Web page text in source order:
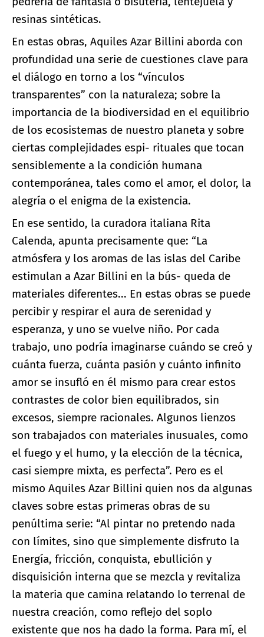
resinas sintéticas.
En estas obras, Aquiles Azar Billini aborda con
profundidad una serie de cuestiones clave para
el diálogo en torno a los “vínculos
transparentes” con la naturaleza; sobre la
importancia de la biodiversidad en el equilibrio
de los ecosistemas de nuestro planeta y sobre
ciertas complejidades espi- rituales que tocan
sensiblemente a la condición humana
contemporánea, tales como el amor, el dolor, la
alegría o el enigma de la existencia.
En ese sentido, la curadora italiana Rita
Calenda, apunta precisamente que: “La
atmósfera y los aromas de las islas del Caribe
estimulan a Azar Billini en la bús- queda de
materiales diferentes... En estas obras se puede
percibir y respirar el aura de serenidad y
esperanza, y uno se vuelve niño. Por cada
trabajo, uno podría imaginarse cuándo se creó y
cuánta fuerza, cuánta pasión y cuánto infinito
amor se insufló en él mismo para crear estos
contrastes de color bien equilibrados, sin
excesos, siempre racionales. Algunos lienzos
son trabajados con materiales inusuales, como
el fuego y el humo, y la elección de la técnica,
casi siempre mixta, es perfecta”. Pero es el
mismo Aquiles Azar Billini quien nos da algunas
claves sobre estas primeras obras de su
penúltima serie: “Al pintar no pretendo nada
con límites, sino que simplemente disfruto la
Energía, fricción, conquista, ebullición y
disquisición interna que se mezcla y revitaliza
la materia que camina relatando lo terrenal de
nuestra creación, como reflejo del soplo
existente que nos ha dado la forma. Para mí, el